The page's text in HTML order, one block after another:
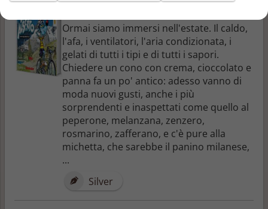
Ormai siamo immersi nell'estate. Il caldo,
l'afa, i ventilatori, l'aria condizionata, i
gelati di tutti i tipi e di tutti i sapori.
Chiedere un cono con crema, cioccolato e
panna fa un po' antico: adesso vanno di
moda nuovi gusti, anche i più
sorprendenti e inaspettati come quello al
peperone, melanzana, zenzero,
rosmarino, zafferano, e c'è pure alla
michetta, che sarebbe il panino milanese,
...
Silver